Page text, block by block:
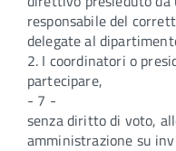
responsabile del
delegate al
2. I coordinatori o
partecipare,
- 7 -
senza diritto di voto,
amministrazione su